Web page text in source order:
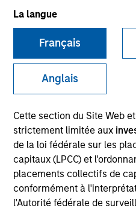
La langue
Français
Anglais
Cette section du Site Web
strictement limitée aux
de la loi fédérale sur les
capitaux (LPCC) et
placements collectifs de
conformément à
l'Autorité fédérale de
Asset Class
Leveraged Credit
Quick Facts
Benchmark
Refinitiv Convertible Global
Related Product